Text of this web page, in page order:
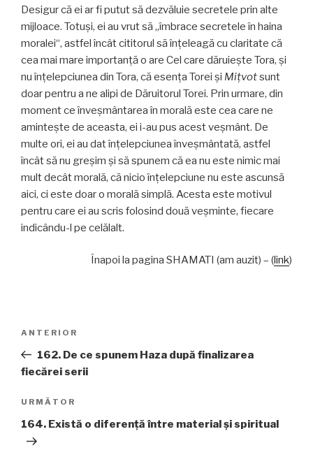
Desigur că ei ar fi putut să dezvăluie secretele prin alte
mijloace. Totuşi, ei au vrut să „îmbrace secretele în haina
moralei“, astfel încât cititorul să înţeleagă cu claritate că
cea mai mare importanţă o are Cel care dăruieşte Tora, şi
nu înţelepciunea din Tora, că esenţa Torei şi Mițvotsunt
doar pentru a ne alipi de Dăruitorul Torei. Prin urmare, din
moment ce înveşmântarea în morală este cea care ne
aminteşte de aceasta, ei i-au pus acest veşmânt. De
multe ori, ei au dat înţelepciunea înveşmântată, astfel
încât să nu greşim şi să spunem că ea nu este nimic mai
mult decât morală, că nicio înţelepciune nu este ascunsă
aici, ci este doar o morală simplă. Acesta este motivul
pentru care ei au scris folosind două veşminte, fiecare
indicându-l pe celălalt.
Înapoi la pagina SHAMATI (am auzit) – (link)
articole
Articolul
anterior
ANTERIOR
162. De ce spunem Haza după finalizarea
fiecărei serii
Articolul
următor
URMĂTOR
164. Există o diferenţă între material şi spiritual